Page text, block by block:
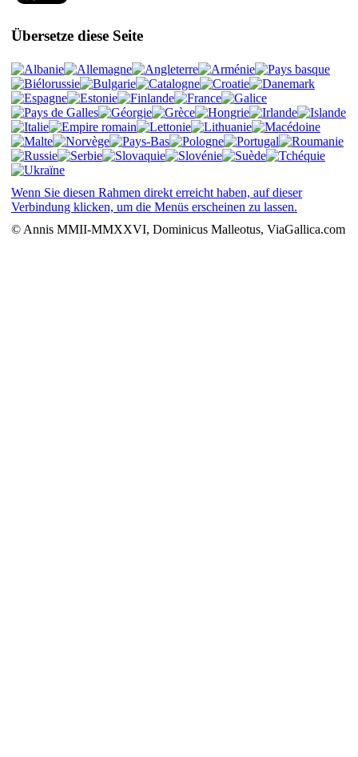
Übersetze diese Seite
Wenn Sie diesen Rahmen direkt erreicht haben, auf dieser
Verbindung klicken, um die Menüs erscheinen zu lassen.
© Annis MMII-MMXXVI, Dominicus Malleotus, ViaGallica.com